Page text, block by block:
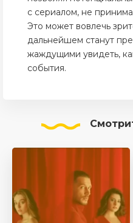
с сериалом, не
Это может вовлечь
дальнейшем станут
жаждущими увидеть,
события.